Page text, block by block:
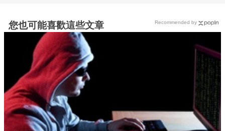
您也可能喜歡這些文章 Recommended by